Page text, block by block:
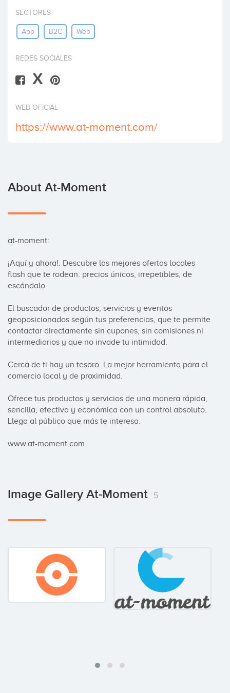
Invest
SECTORES
App B2C Web
REDES SOCIALES
X
WEB OFICIAL
https://www.at-moment.com/
About At-Moment
at-moment:
¡Aquí y ahora!. Descubre las mejores ofertas locales
flash que te rodean: precios únicos, irrepetibles, de
escándalo.
El buscador de productos, servicios y eventos
geoposicionados según tus preferencias, que te permite
contactar directamente sin cupones, sin comisiones ni
intermediarios y que no invade tu intimidad.
Cerca de ti hay un tesoro. La mejor herramienta para el
comercio local y de proximidad.
Ofrece tus productos y servicios de una manera rápida,
sencilla, efectiva y económica con un control absoluto.
Llega al público que más te interesa.
www.at-moment.com
Image Gallery At-Moment 5